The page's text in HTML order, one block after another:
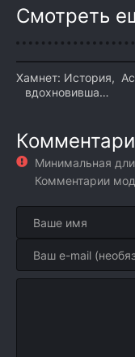
Смотреть
Хамнет: История,
вдохновившая
Минимальная
Комментарии